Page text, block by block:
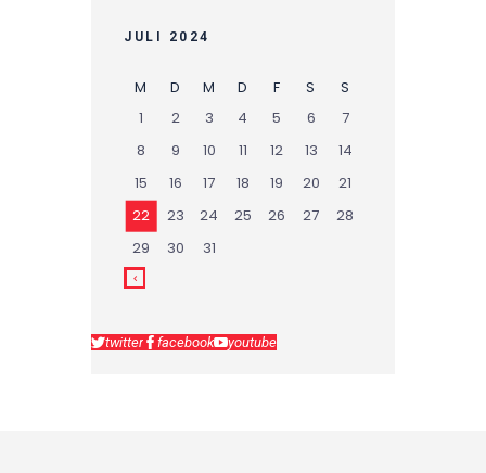
JULI 2024
M D M D F S
S
1
2 3 4 5 6
7
8
9 10 11 12 13
14
15
16 17 18 19 20
21
22
23 24 25 26 27
28
29
30 31
twitter facebook youtube